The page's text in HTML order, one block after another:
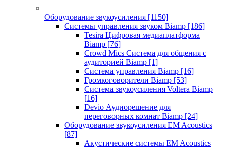
Оборудование звукоусиления [1150]
Системы управления звуком Biamp [186]
Tesira Цифровая медиаплатформа
Biamp [76]
Crowd Mics Система для общения с
аудиторией Biamp [1]
Система управления Biamp [16]
Громкоговорители Biamp [53]
Система звукоусиления Voltera Biamp
[16]
Devio Аудиорешение для
переговорных комнат Biamp [24]
Оборудование звукоусиления EM Acoustics
[87]
Акустические системы EM Acoustics